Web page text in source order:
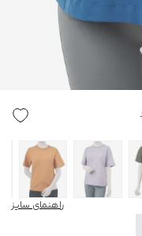
راهنمای سایز